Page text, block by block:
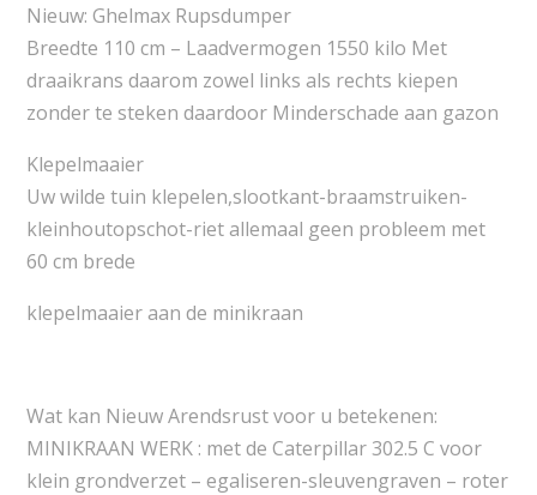
Nieuw: Ghelmax Rupsdumper
Breedte 110 cm – Laadvermogen 1550 kilo Met
draaikrans daarom zowel links als rechts kiepen
zonder te steken daardoor Minderschade aan gazon
Klepelmaaier
Uw wilde tuin klepelen,slootkant-braamstruiken-
kleinhoutopschot-riet allemaal geen probleem met
60 cm brede
klepelmaaier aan de minikraan
Wat kan Nieuw Arendsrust voor u betekenen:
MINIKRAAN WERK : met de Caterpillar 302.5 C voor
klein grondverzet – egaliseren-sleuvengraven – roter